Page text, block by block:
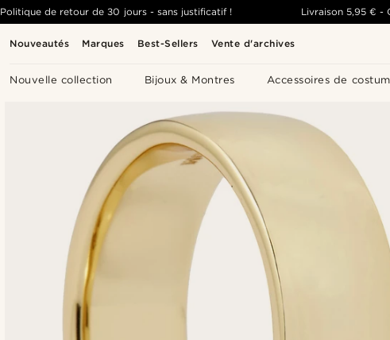
Nouveautés Marques Best-Sellers Vente d'archives
Nouvelle collection Bijoux & Montres Accessoires de
Politique de retour de 30 jours - sans justificatif ! Livraison 5,95 € -